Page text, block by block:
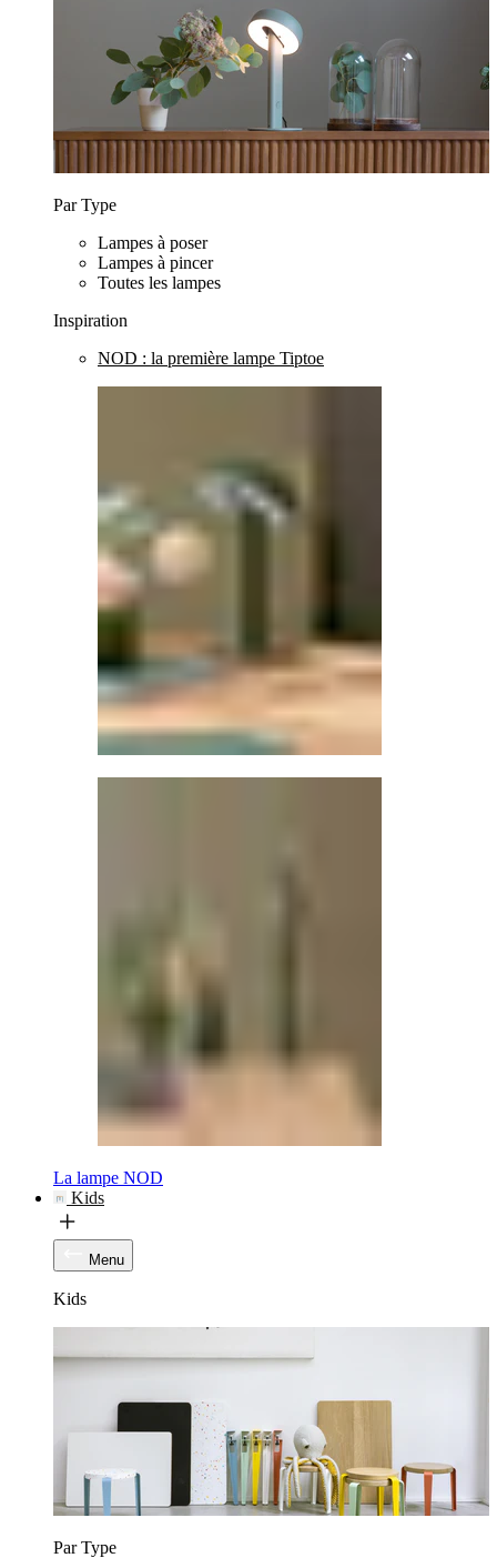
Par Type
Lampes à poser
Lampes à pincer
Toutes les lampes
Inspiration
NOD : la première lampe Tiptoe
La lampe NOD
Kids
Menu
Kids
Par Type